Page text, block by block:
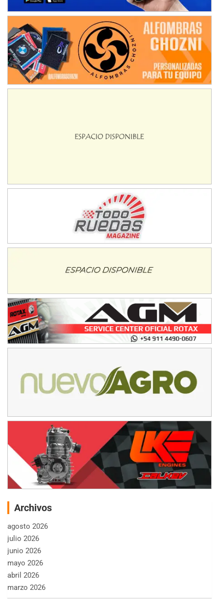
Archivos
agosto 2026
julio 2026
junio 2026
mayo 2026
abril 2026
marzo 2026